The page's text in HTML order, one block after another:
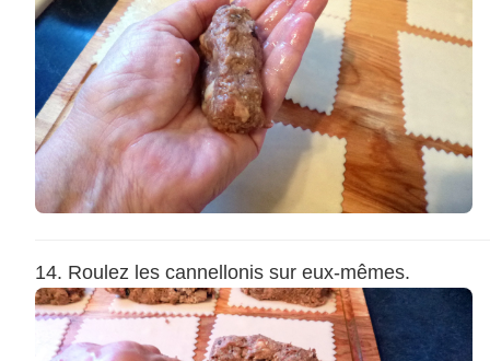
Roulez les cannellonis sur eux-mêmes.